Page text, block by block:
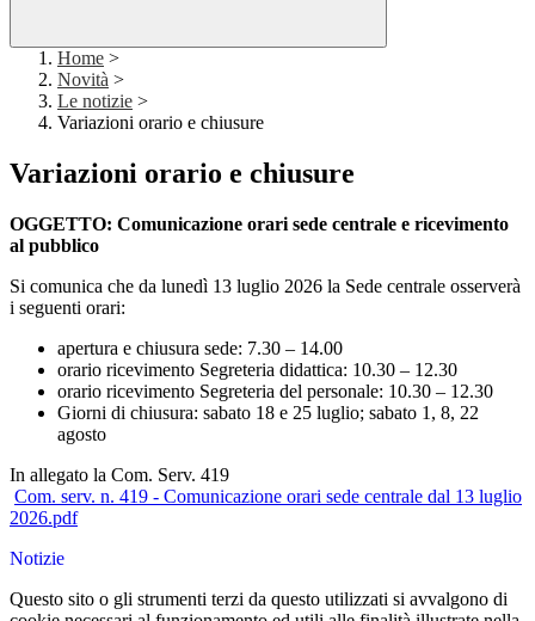
Home >
Novità >
Le notizie >
Variazioni orario e chiusure
Variazioni orario e chiusure
OGGETTO: Comunicazione orari sede centrale e ricevimento
al pubblico
Si comunica che da lunedì 13 luglio 2026 la Sede centrale osserverà
i seguenti orari:
apertura e chiusura sede: 7.30 – 14.00
orario ricevimento Segreteria didattica: 10.30 – 12.30
orario ricevimento Segreteria del personale: 10.30 – 12.30
Giorni di chiusura: sabato 18 e 25 luglio; sabato 1, 8, 22
agosto
In allegato la Com. Serv. 419
Com. serv. n. 419 - Comunicazione orari sede centrale dal 13 luglio
2026.pdf
Notizie
Questo sito o gli strumenti terzi da questo utilizzati si avvalgono di